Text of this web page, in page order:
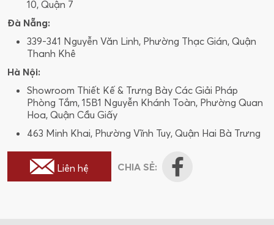
10, Quận 7
Đà Nẵng:
339-341 Nguyễn Văn Linh, Phường Thạc Gián, Quận
Thanh Khê
Hà Nội:
Showroom Thiết Kế & Trưng Bày Các Giải Pháp
Phòng Tắm, 15B1 Nguyễn Khánh Toàn, Phường Quan
Hoa, Quận Cầu Giấy
463 Minh Khai, Phường Vĩnh Tuy, Quận Hai Bà Trưng
Liên hệ CHIA SẺ: